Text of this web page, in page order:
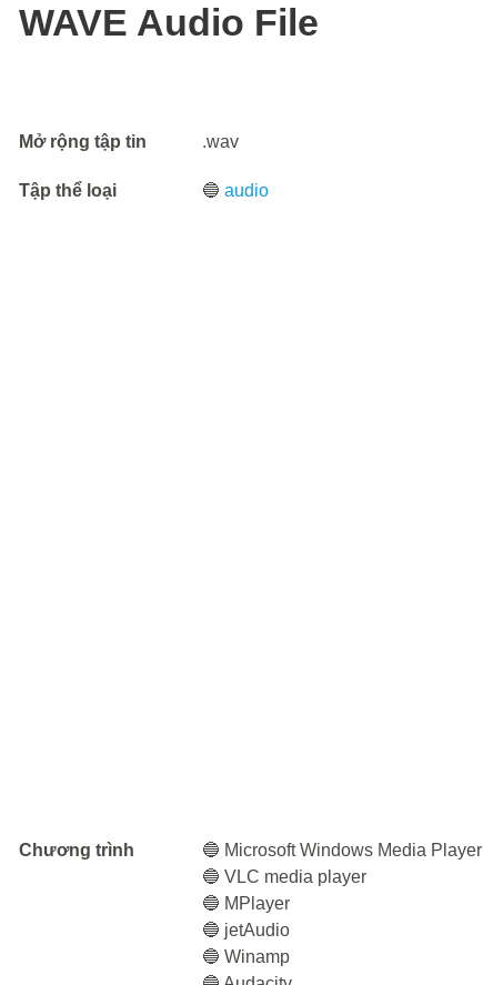
WAVE Audio File
Mở rộng tập tin .wav
Tập thể loại 🔵audio
Chương trình
🔵 Microsoft Windows Media Player
🔵 VLC media player
🔵 MPlayer
🔵 jetAudio
🔵 Winamp